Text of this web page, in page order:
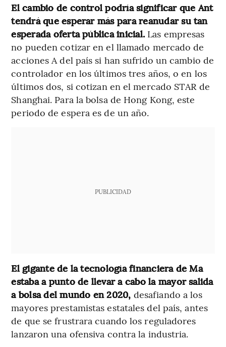
El cambio de control podría significar que Ant
tendrá que esperar más para reanudar su tan
esperada oferta pública inicial. Las empresas
no pueden cotizar en el llamado mercado de
acciones A del país si han sufrido un cambio de
controlador en los últimos tres años, o en los
últimos dos, si cotizan en el mercado STAR de
Shanghai. Para la bolsa de Hong Kong, este
periodo de espera es de un año.
PUBLICIDAD
El gigante de la tecnología financiera de Ma
estaba a punto de llevar a cabo la mayor salida
a bolsa del mundo en 2020, desafiando a los
mayores prestamistas estatales del país, antes
de que se frustrara cuando los reguladores
lanzaron una ofensiva contra la industria.